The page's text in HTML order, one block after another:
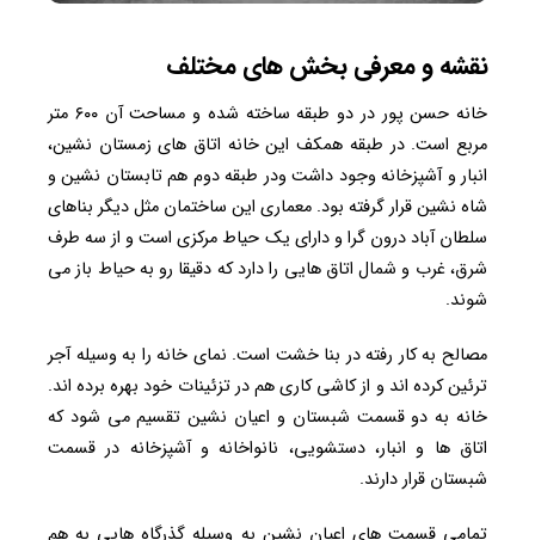
نقشه و معرفی بخش های مختلف
خانه حسن پور در دو طبقه ساخته شده و مساحت آن ۶۰۰ متر
مربع است. در طبقه همکف این خانه اتاق های زمستان نشین،
انبار و آشپزخانه وجود داشت ودر طبقه دوم هم تابستان نشین و
شاه نشین قرار گرفته بود. معماری این ساختمان مثل دیگر بناهای
سلطان آباد درون گرا و دارای یک حیاط مرکزی است و از سه طرف
شرق، غرب و شمال اتاق هایی را دارد که دقیقا رو به حیاط باز می
شوند.
مصالح به کار رفته در بنا خشت است. نمای خانه را به وسیله آجر
ترئین کرده اند و از کاشی کاری هم در تزئینات خود بهره برده اند.
خانه به دو قسمت شبستان و اعیان نشین تقسیم می شود که
اتاق ها و انبار، دستشویی، نانواخانه و آشپزخانه در قسمت
شبستان قرار دارند.
تمامی قسمت های اعیان نشین به وسیله گذرگاه هایی به هم